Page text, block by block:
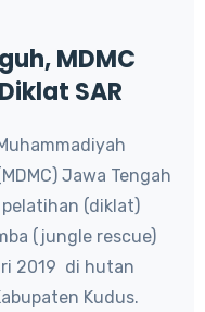
MDMC
SAR
Jawa Tengah
(diklat)
(jungle rescue)
2019 di hutan
Kudus.